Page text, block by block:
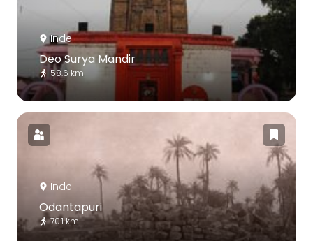
Inde
Deo Surya Mandir
58.6 km
Inde
Odantapuri
70.1 km